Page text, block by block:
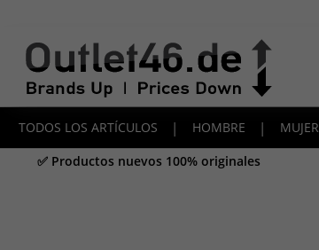
TODOS LOS ARTÍCULOS | HOMBRE | MUJER
✅ Productos nuevos 100% originales